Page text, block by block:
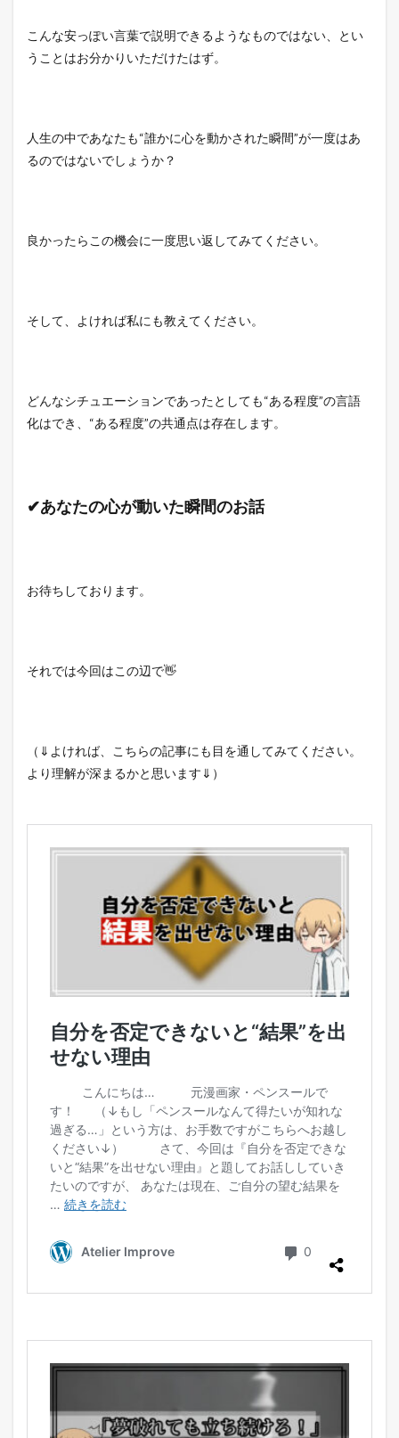
こんな安っぽい言葉で説明できるようなものではない、とい
うことはお分かりいただけたはず。
人生の中であなたも“誰かに心を動かされた瞬間”が一度はあ
るのではないでしょうか？
良かったらこの機会に一度思い返してみてください。
そして、よければ私にも教えてください。
どんなシチュエーションであったとしても“ある程度”の言語
化はでき、“ある程度”の共通点は存在します。
✔あなたの心が動いた瞬間のお話
お待ちしております。
それでは今回はこの辺で👋
（⇓よければ、こちらの記事にも目を通してみてください。
より理解が深まるかと思います⇓）